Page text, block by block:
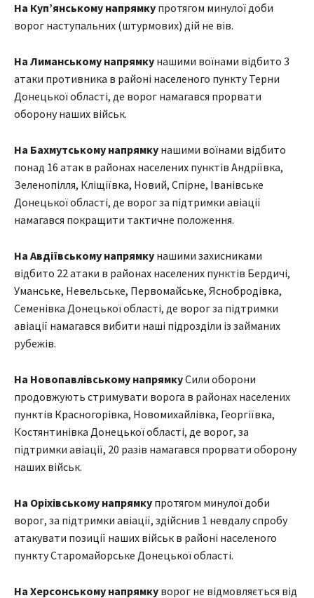
На Куп’янському напрямку протягом минулої доби
ворог наступальних (штурмових) дій не вів.
На Лиманському напрямку нашими воїнами відбито 3
атаки противника в районі населеного пункту Терни
Донецької області, де ворог намагався прорвати
оборону наших військ.
На Бахмутському напрямку нашими воїнами відбито
понад 16 атак в районах населених пунктів Андріївка,
Зеленопілля, Кліщіївка, Новий, Спірне, Іванівське
Донецької області, де ворог за підтримки авіації
намагався покращити тактичне положення.
На Авдіївському напрямку нашими захисниками
відбито 22 атаки в районах населених пунктів Бердичі,
Уманське, Невельське, Первомайське, Яснобродівка,
Семенівка Донецької області, де ворог за підтримки
авіації намагався вибити наші підрозділи із займаних
рубежів.
На Новопавлівському напрямкуСили оборони
продовжують стримувати ворога в районах населених
пунктів Красногорівка, Новомихайлівка, Георгіївка,
Костянтинівка Донецької області, де ворог, за
підтримки авіації, 20 разів намагався прорвати оборону
наших військ.
На Оріхівському напрямку протягом минулої доби
ворог, за підтримки авіації, здійснив 1 невдалу спробу
атакувати позиції наших військ в районі населеного
пункту Старомайорське Донецької області.
На Херсонському напрямку ворог не відмовляється від